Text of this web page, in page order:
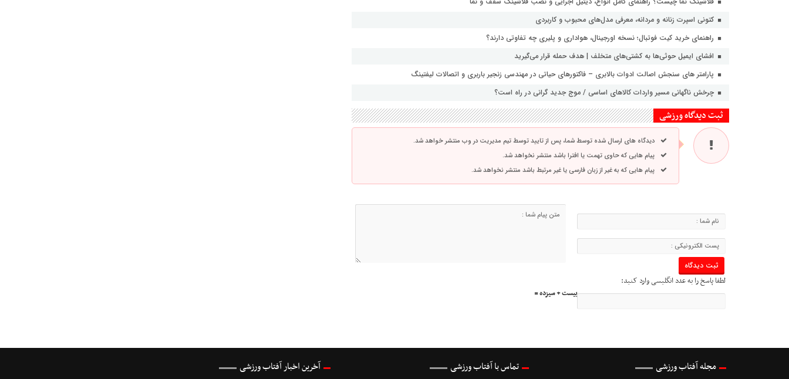
کتونی اسپرت زنانه و مردانه، معرفی مدل‌های محبوب و کاربردی
راهنمای خرید کیت فوتبال؛ نسخه اورجینال، هواداری و پلیری چه تفاوتی دارند؟
افشای ایمیل حوثی‌ها به کشتی‌های متخلف | هدف حمله قرار می‌گیرید
پارامتر های سنجش اصالت ادوات بالابری – فاکتورهای حیاتی در مهندسی زنجیر باربری و اتصالات لیفتینگ
چرخش ناگهانی مسیر واردات کالاهای اساسی / موج جدید گرانی در راه است؟
ثبت دیدگاه ورزشی
دیدگاه های ارسال شده توسط شما، پس از تایید توسط تیم مدیریت در وب منتشر خواهد شد.
پیام هایی که حاوی تهمت یا افترا باشد منتشر نخواهد شد.
پیام هایی که به غیر از زبان فارسی یا غیر مرتبط باشد منتشر نخواهد شد.
لطفا پاسخ را به عدد انگلیسی وارد کنید:
بیست + سیزده =
مجله آفتاب ورزشی تماس با آفتاب ورزشی آخرین اخبار آفتاب ورزشی